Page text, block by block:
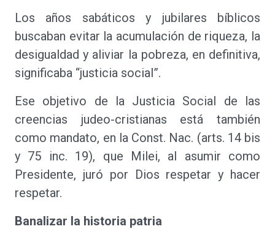
Los años sabáticos y jubilares bíblicos
buscaban evitar la acumulación de riqueza, la
desigualdad y aliviar la pobreza, en definitiva,
significaba “justicia social”.
Ese objetivo de la Justicia Social de las
creencias judeo-cristianas está también
como mandato, en la Const. Nac. (arts. 14 bis
y 75 inc. 19), que Milei, al asumir como
Presidente, juró por Dios respetar y hacer
respetar.
Banalizar la historia patria